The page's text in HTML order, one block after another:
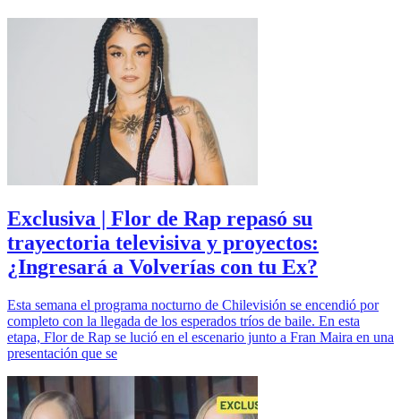
Exclusiva | Flor de Rap repasó su
trayectoria televisiva y proyectos:
¿Ingresará a Volverías con tu Ex?
Esta semana el programa nocturno de Chilevisión se encendió por
completo con la llegada de los esperados tríos de baile. En esta
etapa, Flor de Rap se lució en el escenario junto a Fran Maira en una
presentación que se